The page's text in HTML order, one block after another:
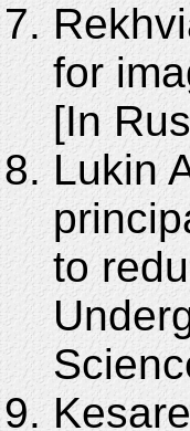
for
[In
Lukin
to